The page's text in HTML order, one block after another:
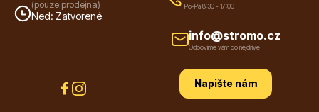
info@stromo.cz
(pouze prodejna)
Ned: Zatvorené
Po-Pá 8:30 - 17:00
info@stromo.cz
Odpovíme vám co nejdříve
Napište nám